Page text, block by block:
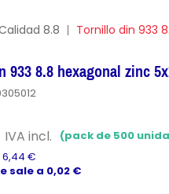
8.8
Tornillo din 933
933 8.8 hexagonal zinc
IVA incl.
(pack de 500
6,44 €
sale a 0,02 €